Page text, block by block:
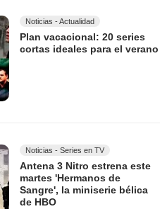
Noticias - Actualidad
Plan vacacional: 20 series
cortas ideales para el verano
Noticias - Series en TV
Antena 3 Nitro estrena este
martes 'Hermanos de
Sangre', la miniserie bélica
de HBO